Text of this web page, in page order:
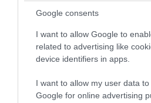
Google consents
I want to allow Google to
related to advertising like
device identifiers in apps.
I want to allow my user data
Google for online advertising